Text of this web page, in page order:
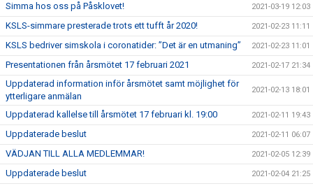
Simma hos oss på Påsklovet! 2021-03-19 12:03
KSLS-simmare presterade trots ett tufft år 2020! 2021-02-23 11:11
KSLS bedriver simskola i coronatider: ”Det är en utmaning” 2021-02-23 11:01
Presentationen från årsmötet 17 februari 2021 2021-02-17 21:34
Uppdaterad information inför årsmötet samt möjlighet för
ytterligare anmälan
2021-02-13 18:01
Uppdaterad kallelse till årsmötet 17 februari kl. 19:00 2021-02-11 19:43
Uppdaterade beslut 2021-02-11 06:07
VÄDJAN TILL ALLA MEDLEMMAR! 2021-02-05 12:39
Uppdaterade beslut 2021-02-04 21:25